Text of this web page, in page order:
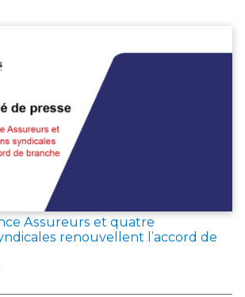
Assureurs et quatre
renouvellent l’accord de